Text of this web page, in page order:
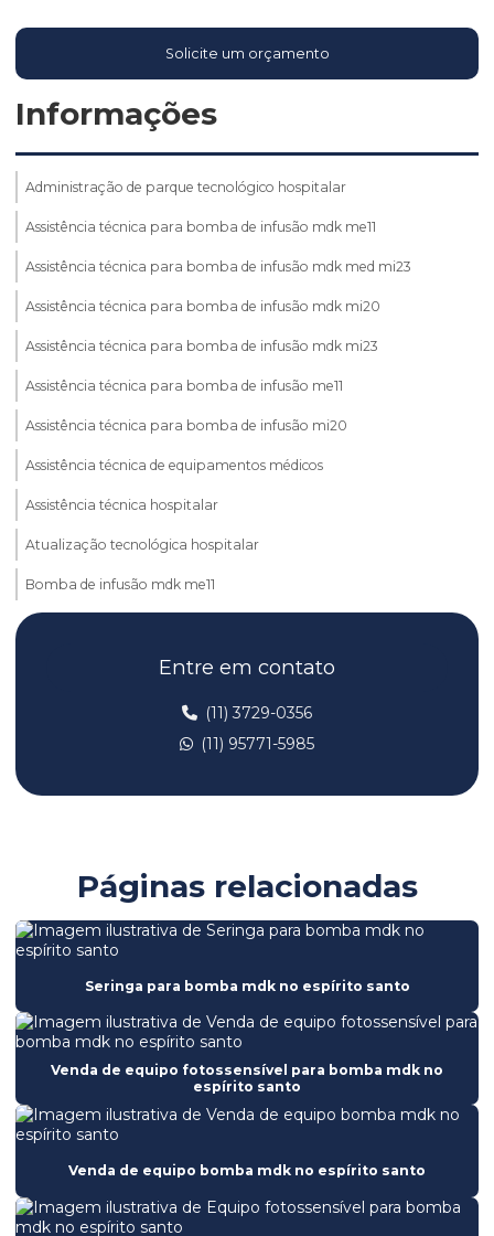
Solicite um orçamento
Informações
Administração de parque tecnológico hospitalar
Assistência técnica para bomba de infusão mdk me11
Assistência técnica para bomba de infusão mdk med mi23
Assistência técnica para bomba de infusão mdk mi20
Assistência técnica para bomba de infusão mdk mi23
Assistência técnica para bomba de infusão me11
Assistência técnica para bomba de infusão mi20
Assistência técnica de equipamentos médicos
Assistência técnica hospitalar
Atualização tecnológica hospitalar
Bomba de infusão mdk me11
Bomba de infusão mdk med mi23
Bomba de infusão mdk mi20
Bomba de infusão mdk mi23
Bomba de infusão me11
Bomba de seringa mdk ms56
Bomba de seringa ms31
Bomba de seringa ms56
Calibração de equipamentos hospitalares
Calibração de equipamentos médicos
Certificação de segurança hospitalar
Compliance na gestão de equipamentos médicos
Consultoria em engenharia clínica
Entre em contato
(11) 3729-0356
(11) 95771-5985
Páginas relacionadas
Seringa para bomba mdk no espírito santo
Venda de equipo fotossensível para bomba mdk no
espírito santo
Venda de equipo bomba mdk no espírito santo